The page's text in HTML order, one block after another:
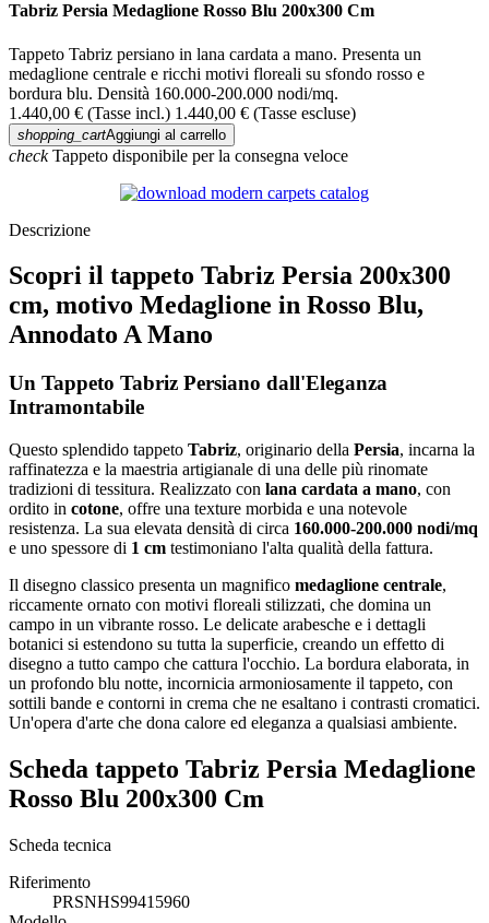
Tabriz Persia Medaglione Rosso Blu 200x300 Cm
Tappeto Tabriz persiano in lana cardata a mano. Presenta un
medaglione centrale e ricchi motivi floreali su sfondo rosso e
bordura blu. Densità 160.000-200.000 nodi/mq.
1.440,00 € (Tasse incl.) 1.440,00 € (Tasse escluse)
shopping_cartAggiungi al carrello
checkTappeto disponibile per la consegna veloce
Descrizione
Scopri il tappeto Tabriz Persia 200x300
cm, motivo Medaglione in Rosso Blu,
Annodato A Mano
Un Tappeto Tabriz Persiano dall'Eleganza
Intramontabile
Questo splendido tappeto Tabriz, originario della Persia, incarna la
raffinatezza e la maestria artigianale di una delle più rinomate
tradizioni di tessitura. Realizzato con lana cardata a mano, con
ordito in cotone, offre una texture morbida e una notevole
resistenza. La sua elevata densità di circa 160.000-200.000 nodi/mq
e uno spessore di 1 cm testimoniano l'alta qualità della fattura.
Il disegno classico presenta un magnifico medaglione centrale,
riccamente ornato con motivi floreali stilizzati, che domina un
campo in un vibrante rosso. Le delicate arabesche e i dettagli
botanici si estendono su tutta la superficie, creando un effetto di
disegno a tutto campo che cattura l'occhio. La bordura elaborata, in
un profondo blu notte, incornicia armoniosamente il tappeto, con
sottili bande e contorni in crema che ne esaltano i contrasti cromatici.
Un'opera d'arte che dona calore ed eleganza a qualsiasi ambiente.
Scheda tappeto Tabriz Persia Medaglione
Rosso Blu 200x300 Cm
Scheda tecnica
Riferimento
PRSNHS99415960